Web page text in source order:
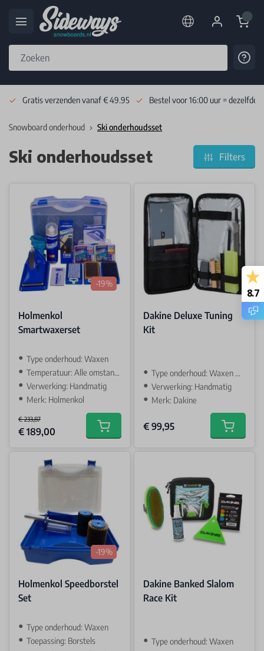
Cart
Gratis verzenden vanaf € 49.95 Bestel voor 16:00 uur = dezelfde
Snowboard onderhoud Ski onderhoudsset
Ski onderhoudsset Filters
-19%
Holmenkol
Smartwaxerset
Type onderhoud: Waxen
Temperatuur: Alle omstandigheden
Verwerking: Handmatig
Merk: Holmenkol
€ 233,87
Special Price
€ 189,00 Add to cart
Dakine Deluxe Tuning
Kit
Type onderhoud: Waxen & Slijpen
Verwerking: Handmatig
Merk: Dakine
€ 99,95 Add to
-19%
Holmenkol Speedborstel
Set
Type onderhoud: Waxen
Toepassing: Borstels
Dakine Banked Slalom
Race Kit
Type onderhoud: Waxen
8.7